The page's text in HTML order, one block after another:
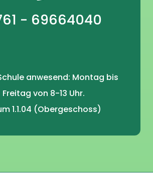
- 69664040
anwesend: Montag bis
Freitag von 8-13 Uhr.
1.1.04 (Obergeschoss)